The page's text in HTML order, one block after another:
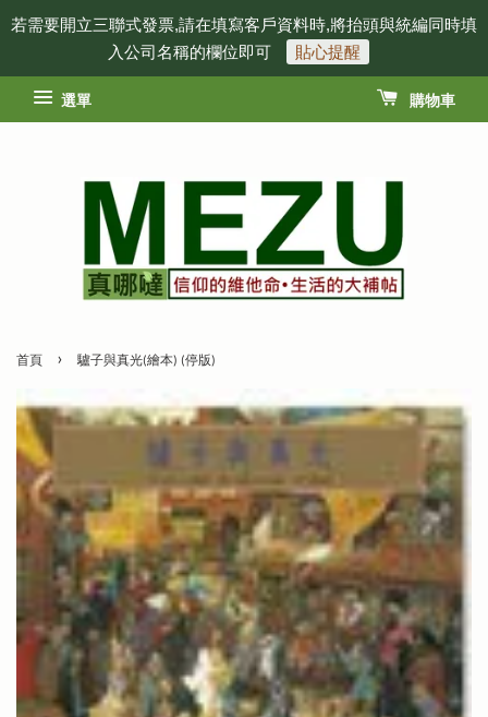
若需要開立三聯式發票,請在填寫客戶資料時,將抬頭與統編同時填
入公司名稱的欄位即可
貼心提醒
選單 購物車
首頁 › 驢子與真光(繪本) (停版)